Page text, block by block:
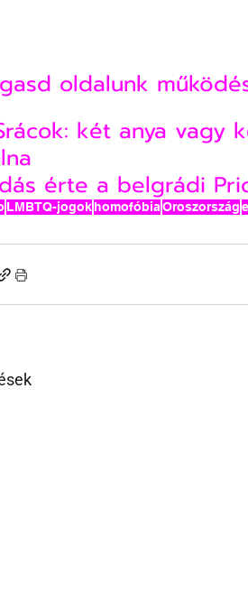
oldalunk
két anya vagy
érte a belgrádi
LMBTQ-jogokhomofóbiaOroszország